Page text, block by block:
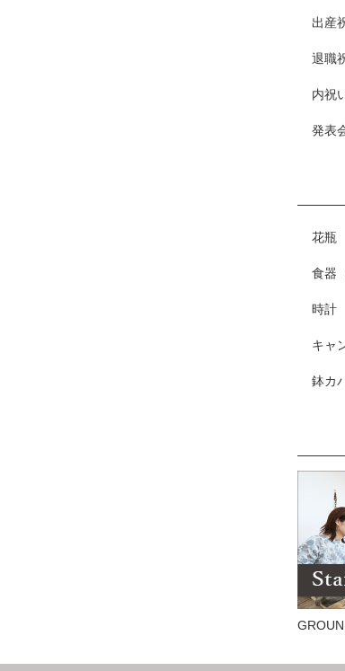
出産
退職
内祝
発表
花瓶
食器
時計
キャ
鉢カ